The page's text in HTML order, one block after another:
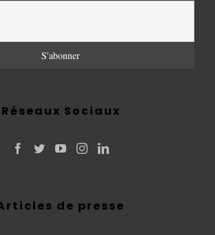
Réseaux Sociaux
de presse